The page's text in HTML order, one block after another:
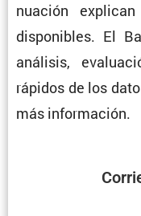
nua­ción
dispo­ni­bles. El
análisis,
rápidos de los
más información.